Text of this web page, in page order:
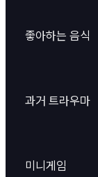
좋아하는 음식
과거 트라우마
미니게임